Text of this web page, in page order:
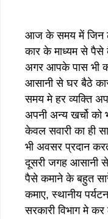
आज के समय में जिन
कार के माध्यम से
अगर आपके पास भी
आसानी से घर बैठे
समय मे हर व्यक्ति
अपनी अन्य खर्चो
केवल सवारी का ही
भी अवसर प्रदान
दूसरी जगह आसानी
पैसे कमाने के बहुत
कमाए, स्थानीय
सरकारी विभाग मे